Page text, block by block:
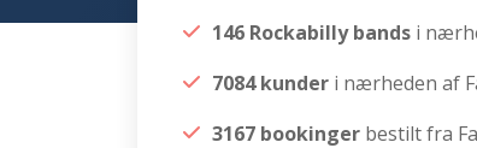
146 Rockabilly bands i
7084 kunder i nærheden af
3167 bookinger bestilt fra